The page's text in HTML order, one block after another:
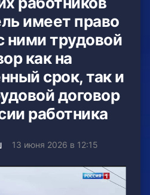
имеет право
ними трудовой
как на
срок, так и
договор
работника
13 июня 2026 в 12:15